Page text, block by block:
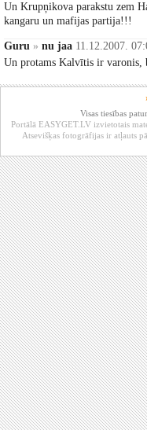
Un Krupņikova parakstu zem
kangaru un mafijas partija!!!
Guru » nu jaa 11.12.2007.
Un protams Kalvītis ir varonis,
Visas tiesības
Portālā EASYGET.LV izvietotais
Atsevišķas fotogrāfijas ir atļauts